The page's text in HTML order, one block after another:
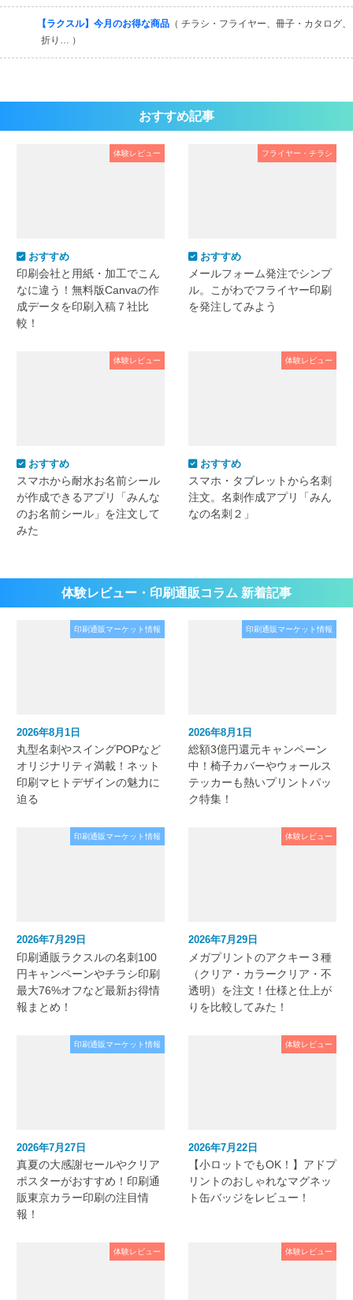
【ラクスル】今月のお得な商品 （ チラシ・フライヤー、冊子・カタログ、
折り… ）
おすすめ記事
体験レビュー
おすすめ
印刷会社と用紙・加工でこん
なに違う！無料版Canvaの作
成データを印刷入稿７社比
較！
フライヤー・チラシ
おすすめ
メールフォーム発注でシンプ
ル。こがわでフライヤー印刷
を発注してみよう
体験レビュー
おすすめ
スマホから耐水お名前シール
が作成できるアプリ「みんな
のお名前シール」を注文して
みた
体験レビュー
おすすめ
スマホ・タブレットから名刺
注文。名刺作成アプリ「みん
なの名刺２」
体験レビュー・印刷通販コラム 新着記事
印刷通販マーケット情報
2026年8月1日
丸型名刺やスイングPOPなど
オリジナリティ満載！ネット
印刷マヒトデザインの魅力に
迫る
印刷通販マーケット情報
2026年8月1日
総額3億円還元キャンペーン
中！椅子カバーやウォールス
テッカーも熱いプリントパッ
ク特集！
印刷通販マーケット情報
2026年7月29日
印刷通販ラクスルの名刺100
円キャンペーンやチラシ印刷
最大76%オフなど最新お得情
報まとめ！
体験レビュー
2026年7月29日
メガプリントのアクキー３種
（クリア・カラークリア・不
透明）を注文！仕様と仕上が
りを比較してみた！
印刷通販マーケット情報
2026年7月27日
真夏の大感謝セールやクリア
ポスターがおすすめ！印刷通
販東京カラー印刷の注目情
報！
体験レビュー
2026年7月22日
【小ロットでもOK！】アドプ
リントのおしゃれなマグネッ
ト缶バッジをレビュー！
体験レビュー 体験レビュー